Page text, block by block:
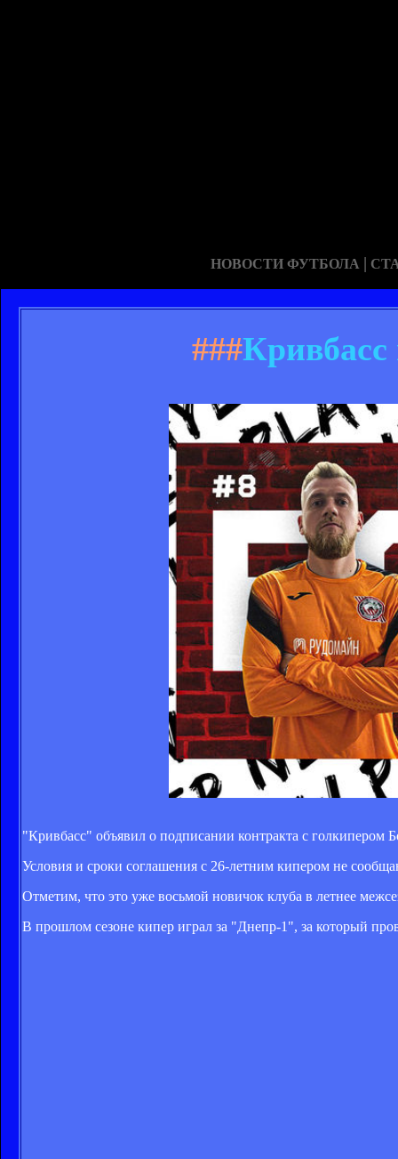
НОВОСТИ ФУТБОЛА |
###Кривбасс
"Кривбасс" объявил о подписании контракта с голкипером
Условия и сроки соглашения с 26-летним кипером не
Отметим, что это уже восьмой новичок клуба в летнее
В прошлом сезоне кипер играл за "Днепр-1", за который